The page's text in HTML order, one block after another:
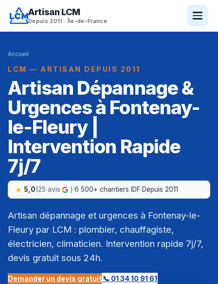
Artisan LCM
Depuis 2011 · Île-de-France
Accueil
LCM — ARTISAN DEPUIS 2011
Artisan Dépannage &
Urgences à Fontenay-
le-Fleury |
Intervention Rapide
7j/7
5,0(25 avis )·6 500+ chantiers IDF·Depuis 2011
Artisan dépannage et urgences à Fontenay-le-
Fleury par LCM : plombier, chauffagiste,
électricien, climaticien. Intervention rapide 7j/7,
devis gratuit sous 24h.
Demander un devis gratuit📞 01 34 10 91 61